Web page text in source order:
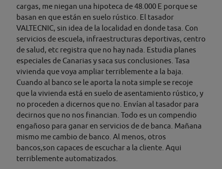
cargas, me niegan una hipoteca de 48.000 E porque se
basan en que están en suelo rústico. El tasador
VALTECNIC, sin idea de la localidad en donde tasa. Con
servicios de escuela, infraestructuras deportivas, centro
de salud, etc registra que no hay nada. Estudia planes
especiales de Canarias y saca sus conclusiones. Tasa
vivienda que voya ampliar terriblemente a la baja.
Cuando al banco se le aporta la nota simple se recoje
que la vivienda está en suelo de asentamiento rústico, y
no proceden a dicernos que no. Envían al tasador para
decirnos que no nos financian. Todo es un compendio
engañoso para ganar en servicios de de banca. Mañana
mismo me cambio de banco. Al menos, otros
bancos,son capaces de escuchar a la cliente. Aqui
terriblemente automatizados.